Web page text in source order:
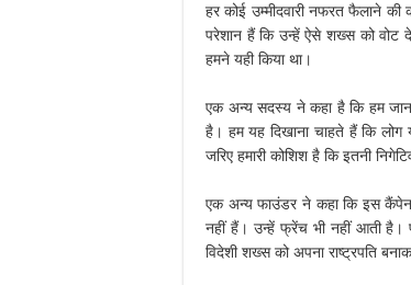
हर कोई उम्मीदवारी नफरत फैलाने
परेशान हैं कि उन्हें ऐसे शख्स को वोट
हमने यही किया था।
एक अन्य सदस्य ने कहा है कि हम
है। हम यह दिखाना चाहते हैं कि
जरिए हमारी कोशिश है कि इतनी
एक अन्य फाउंडर ने कहा कि इस
नहीं हैं। उन्हें फ्रेंच भी नहीं आती है।
विदेशी शख्स को अपना राष्ट्रपति